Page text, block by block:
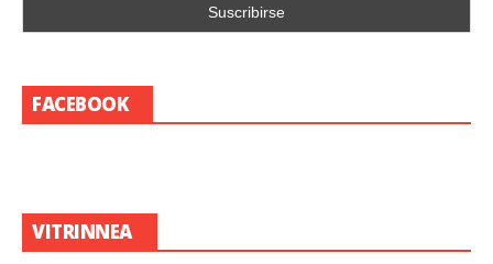
FACEBOOK
VITRINNEA